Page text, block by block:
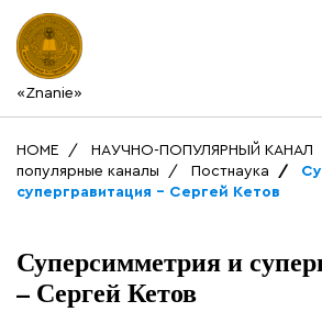
«Znanie»
HOME НАУЧНО-ПОПУЛЯРНЫЙ КАНАЛ
популярные каналы
Постнаука
супергравитация – Сергей Кетов
Суперсимметрия и
– Сергей Кетов